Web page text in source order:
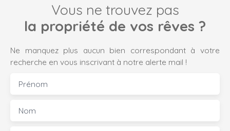
Vous ne trouvez pas
la propriété de vos rêves ?
Ne manquez plus aucun bien correspondant à votre
recherche en vous inscrivant à notre alerte mail !
Prénom
Nom